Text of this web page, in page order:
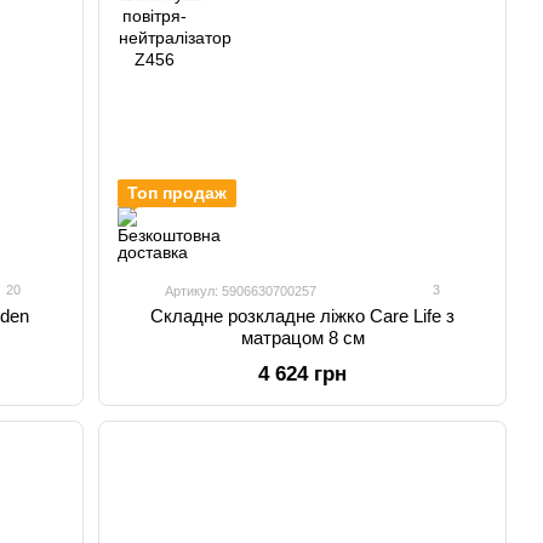
20
Топ продаж
Артикул: 5906630700257 3
Складне розкладне ліжко Care Life з
матрацом 8 см
4 624 грн